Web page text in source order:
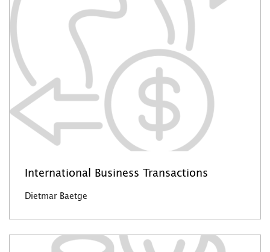
International Business Transactions
Dietmar Baetge